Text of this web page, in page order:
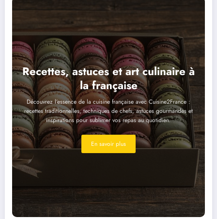
Recettes, astuces et art culinaire à
la française
Découvrez l’essence de la cuisine française avec Cuisine2France :
recettes traditionnelles, techniques de chefs, astuces gourmandes et
inspirations pour sublimer vos repas au quotidien.
En savoir plus